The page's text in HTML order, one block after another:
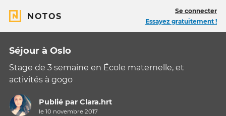
NOTOS
Se connecter
Essayez gratuitement !
Séjour à Oslo
Stage de 3 semaine en École maternelle, et
activités à gogo
Publié parClara.hrt
le 10 novembre 2017